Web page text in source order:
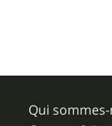
Qui